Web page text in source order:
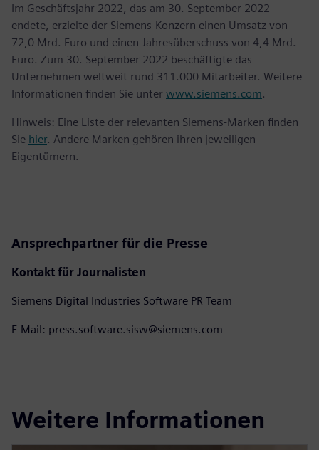
Im Geschäftsjahr 2022, das am 30. September 2022
endete, erzielte der Siemens-Konzern einen Umsatz von
72,0 Mrd. Euro und einen Jahresüberschuss von 4,4 Mrd.
Euro. Zum 30. September 2022 beschäftigte das
Unternehmen weltweit rund 311.000 Mitarbeiter. Weitere
Informationen finden Sie unter www.siemens.com.
Hinweis: Eine Liste der relevanten Siemens-Marken finden
Sie hier. Andere Marken gehören ihren jeweiligen
Eigentümern.
Ansprechpartner für die Presse
Kontakt für Journalisten
Siemens Digital Industries Software PR Team
E-Mail: press.software.sisw@siemens.com
Weitere Informationen